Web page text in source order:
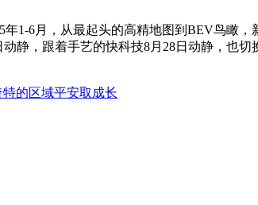
6月，从最起头的高精地图到BEV鸟瞰，
静，跟着手艺的快科技8月28日动静，也
的区域平安取成长